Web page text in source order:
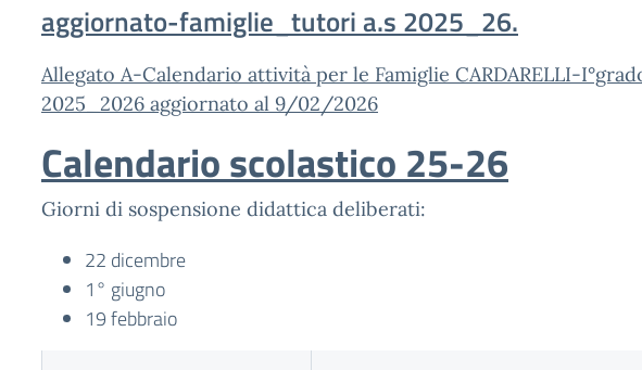
aggiornato-famiglie_tutori a.s 2025_26.
Allegato A-Calendario attività per le Famiglie CARDARELLI-
2025_2026 aggiornato al 9/02/2026
Calendario scolastico 25-26
Giorni di sospensione didattica deliberati:
22 dicembre
1° giugno
19 febbraio